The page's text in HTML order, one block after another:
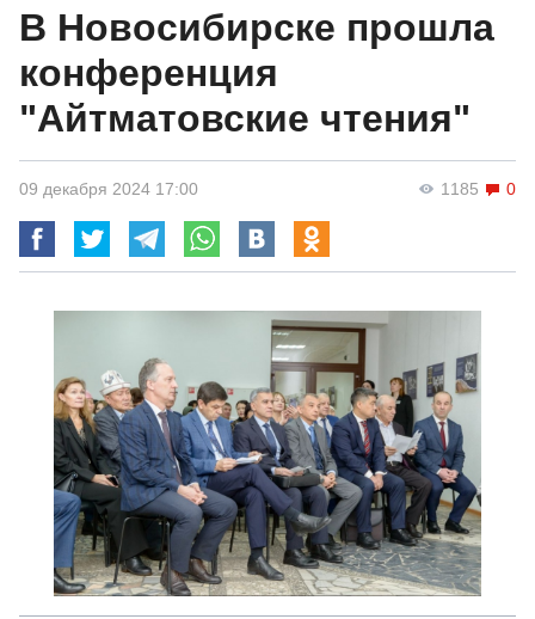
В Новосибирске прошла
конференция
"Айтматовские чтения"
1185 0
09 декабря 2024 17:00